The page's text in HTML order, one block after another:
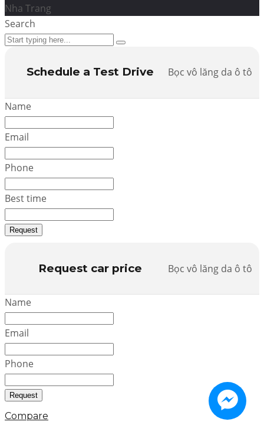
Nha Trang
Search
Schedule a Test Drive Bọc vô lăng da ô tô
Name
Email
Phone
Best time
Request
Request car price Bọc vô lăng da ô tô
Name
Email
Phone
Request
Compare